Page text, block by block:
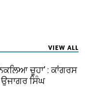
VIEW ALL
ਚੂਹਾ’ : ਕਾਂਗਰਸ
ਉਜਾਗਰ ਸਿੰਘ